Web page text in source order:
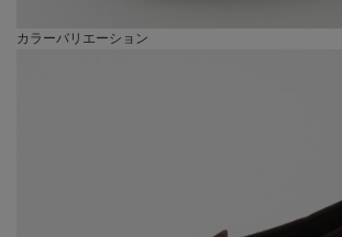
カラーバリエーション